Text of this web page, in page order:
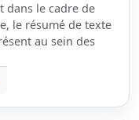
dans le cadre de
le résumé de texte
au sein des